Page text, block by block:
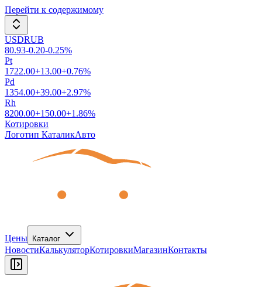
Перейти к содержимому
USDRUB
80.93-0.20-0.25%
Pt
1722.00+13.00+0.76%
Pd
1354.00+39.00+2.97%
Rh
8200.00+150.00+1.86%
Котировки
Логотип КаталикАвто
Цены Каталог
НовостиКалькуляторКотировкиМагазинКонтакты